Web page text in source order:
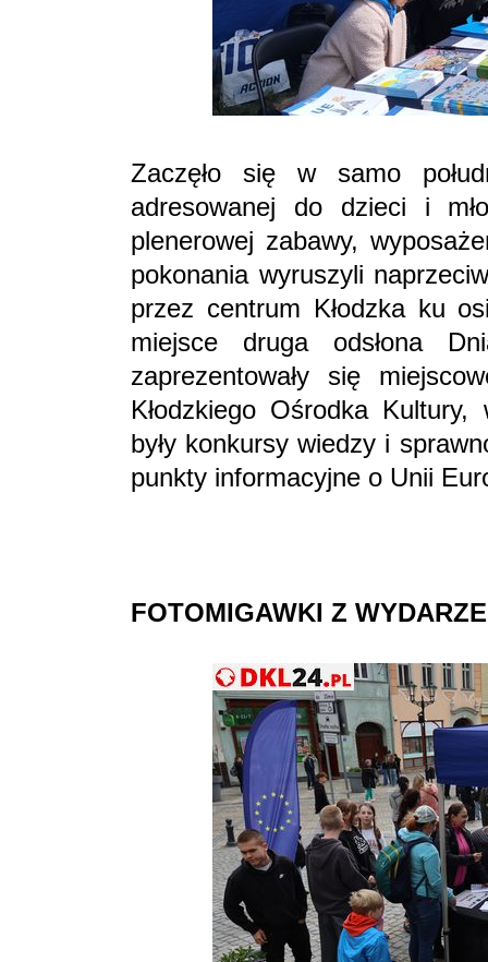
Zaczęło się w samo
adresowanej do dzieci i
plenerowej zabawy,
pokonania wyruszyli
przez centrum Kłodzka ku
miejsce druga odsłona
zaprezentowały się
Kłodzkiego Ośrodka
były konkursy wiedzy i
punkty informacyjne o Unii
FOTOMIGAWKI Z